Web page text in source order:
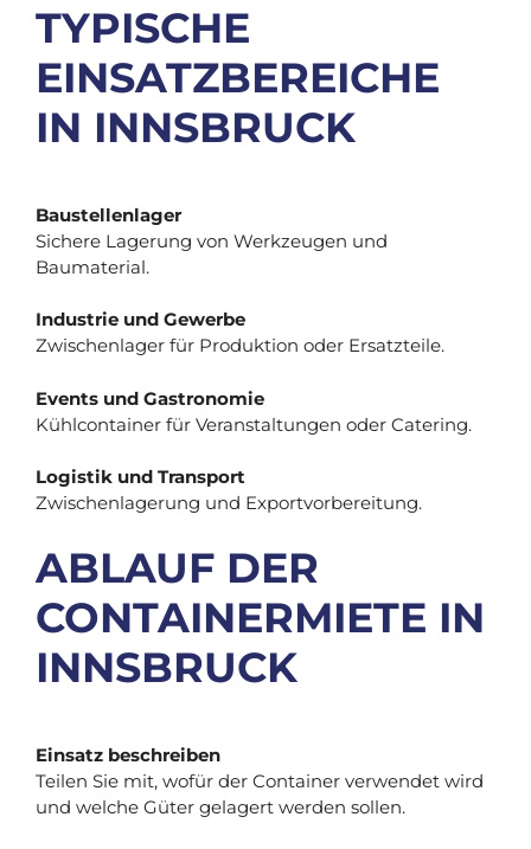
TYPISCHE
EINSATZBEREICHE
IN INNSBRUCK
Baustellenlager
Sichere Lagerung von Werkzeugen und
Baumaterial.
Industrie und Gewerbe
Zwischenlager für Produktion oder Ersatzteile.
Events und Gastronomie
Kühlcontainer für Veranstaltungen oder Catering.
Logistik und Transport
Zwischenlagerung und Exportvorbereitung.
ABLAUF DER
CONTAINERMIETE IN
INNSBRUCK
Einsatz beschreiben
Teilen Sie mit, wofür der Container verwendet wird
und welche Güter gelagert werden sollen.